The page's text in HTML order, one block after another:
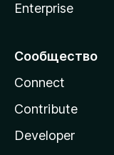
Enterprise
Сообщество
Connect
Contribute
Developer